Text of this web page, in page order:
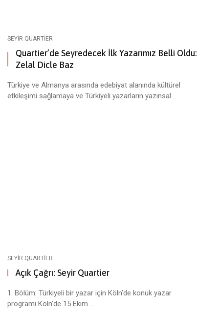
SEYIR QUARTIER
Quartier’de Seyredecek İlk Yazarımız Belli Oldu:
Zelal Dicle Baz
Türkiye ve Almanya arasında edebiyat alanında kültürel
etkileşimi sağlamaya ve Türkiyeli yazarların yazınsal ...
SEYIR QUARTIER
Açık Çağrı: Seyir Quartier
1. Bölüm: Türkiyeli bir yazar için Köln’de konuk yazar
programı Köln’de 15 Ekim ...